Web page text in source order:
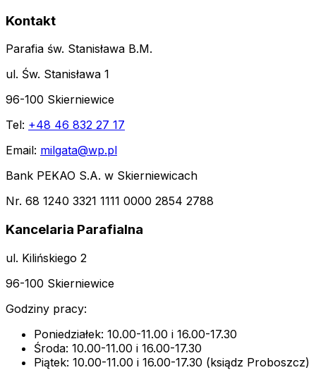
Kontakt
Parafia św. Stanisława B.M.
ul. Św. Stanisława 1
96-100 Skierniewice
Tel: +48 46 832 27 17
Email: milgata@wp.pl
Bank PEKAO S.A. w Skierniewicach
Nr. 68 1240 3321 1111 0000 2854 2788
Kancelaria Parafialna
ul. Kilińskiego 2
96-100 Skierniewice
Godziny pracy:
Poniedziałek: 10.00-11.00 i 16.00-17.30
Środa: 10.00-11.00 i 16.00-17.30
Piątek: 10.00-11.00 i 16.00-17.30 (ksiądz Proboszcz)